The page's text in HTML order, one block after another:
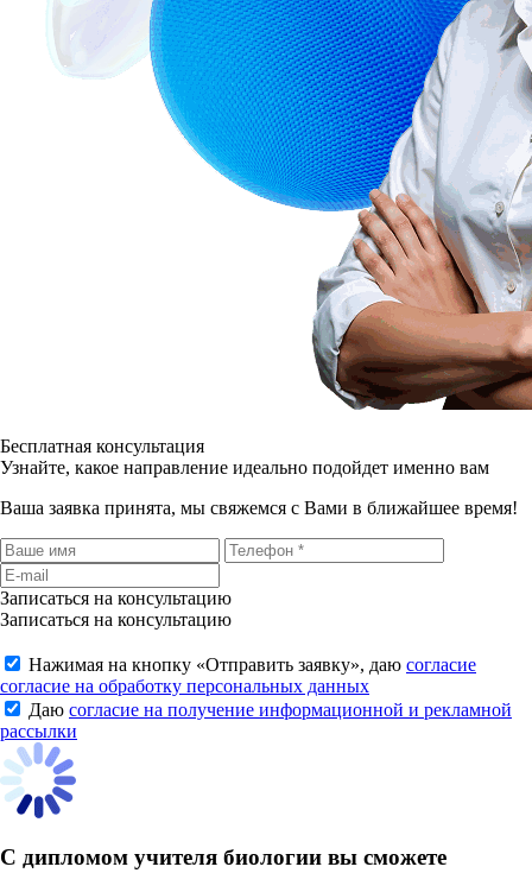
Бесплатная консультация
Узнайте, какое направление идеально подойдет именно вам
Ваша заявка принята, мы свяжемся с Вами в ближайшее время!
Записаться на консультацию
Записаться на консультацию
Нажимая на кнопку «Отправить заявку», даю согласие
согласие на обработку персональных данных
Даю согласие на получение информационной и рекламной
рассылки
С дипломом учителя биологии вы сможете